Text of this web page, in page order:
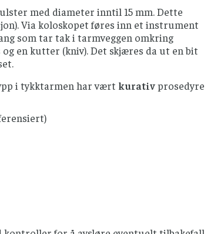
med diameter inntil 15 mm. Dette
Via koloskopet føres inn et instrument
som tar tak i tarmveggen omkring
en kutter (kniv). Det skjæres da ut en bit
i tykktarmen har vært kurativprosedyre